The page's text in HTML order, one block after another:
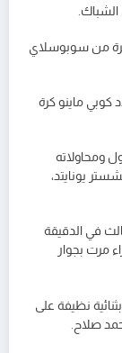
من سوبوسلاي
في الدقيقة 78 بعدما سدد كوبي ماينو كرة
ومحاولاته
يونايتد،
في الدقيقة
مرت بجوار
نظيفة على
صلاح.